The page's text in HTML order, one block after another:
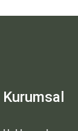
Kurumsal